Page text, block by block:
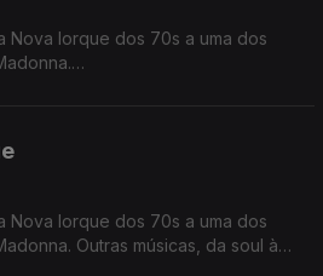
Nova Iorque dos 70s a uma dos
Nova Iorque dos 70s a uma dos
Outras músicas, da soul à